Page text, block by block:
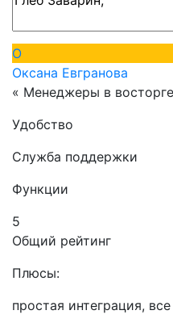
О
Оксана Евгранова
« Менеджеры в
Удобство
Служба поддержки
Функции
5
Общий рейтинг
Плюсы:
простая интеграция,